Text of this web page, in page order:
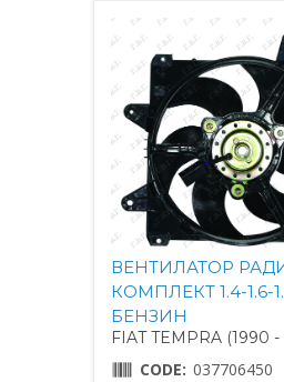
ВЕНТИЛАТОР
КОМПЛЕКТ 1.4-1.6-
БЕНЗИН
FIAT TEMPRA (1990 -
CODE: 037706450